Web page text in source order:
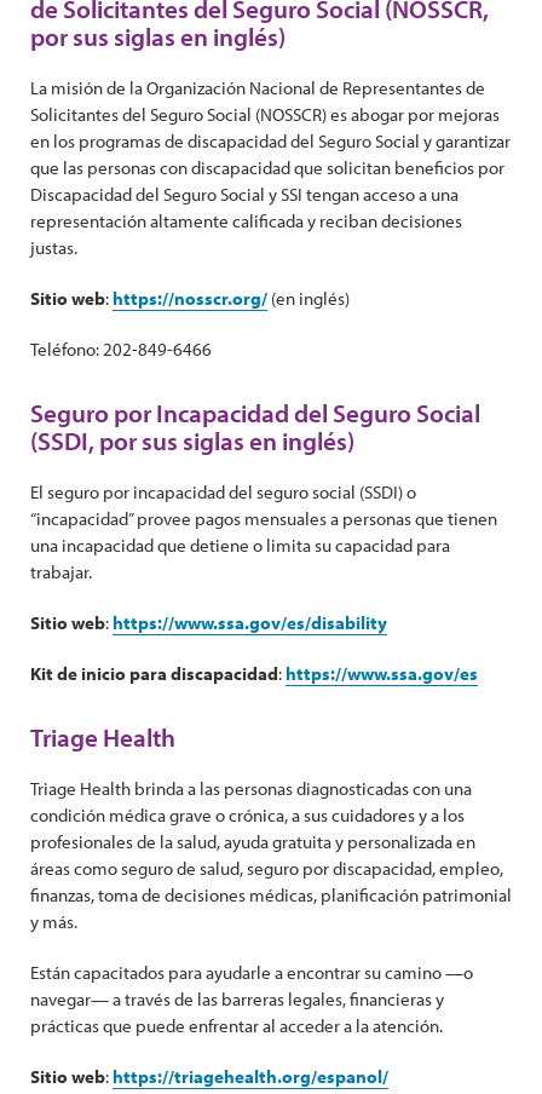
de Solicitantes del Seguro Social (NOSSCR,
por sus siglas en inglés)
La misión de la Organización Nacional de Representantes de
Solicitantes del Seguro Social (NOSSCR) es abogar por mejoras
en los programas de discapacidad del Seguro Social y garantizar
que las personas con discapacidad que solicitan beneficios por
Discapacidad del Seguro Social y SSI tengan acceso a una
representación altamente calificada y reciban decisiones
justas.
Sitio web: https://nosscr.org/ (en inglés)
Teléfono: 202-849-6466
Seguro por Incapacidad del Seguro Social
(SSDI, por sus siglas en inglés)
El seguro por incapacidad del seguro social (SSDI) o
“incapacidad” provee pagos mensuales a personas que tienen
una incapacidad que detiene o limita su capacidad para
trabajar.
Sitio web: https://www.ssa.gov/es/disability
Kit de inicio para discapacidad: https://www.ssa.gov/es
Triage Health
Triage Health brinda a las personas diagnosticadas con una
condición médica grave o crónica, a sus cuidadores y a los
profesionales de la salud, ayuda gratuita y personalizada en
áreas como seguro de salud, seguro por discapacidad, empleo,
finanzas, toma de decisiones médicas, planificación patrimonial
y más.
Están capacitados para ayudarle a encontrar su camino —o
navegar— a través de las barreras legales, financieras y
prácticas que puede enfrentar al acceder a la atención.
Sitio web: https://triagehealth.org/espanol/